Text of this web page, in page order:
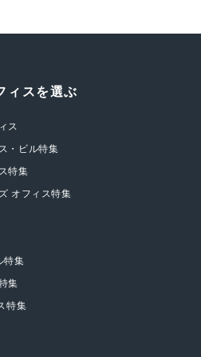
ィスを選ぶ
ス
・ビル特集
特集
オフィス特集
特集
集
特集